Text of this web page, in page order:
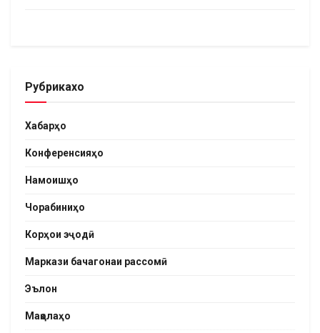
Рубрикахо
Хабарҳо
Конференсияҳо
Намоишҳо
Чорабиниҳо
Корҳои эҷодӣ
Маркази бачагонаи рассомӣ
Эълон
Мақолаҳо